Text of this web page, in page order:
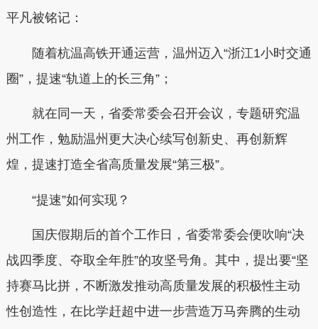
平凡被铭记：
随着杭温高铁开通运营，温州迈入“浙江1小时交通
圈”，提速“轨道上的长三角”；
就在同一天，省委常委会召开会议，专题研究温
州工作，勉励温州更大决心续写创新史、再创新辉
煌，提速打造全省高质量发展“第三极”。
“提速”如何实现？
国庆假期后的首个工作日，省委常委会便吹响“决
战四季度、夺取全年胜”的攻坚号角。其中，提出要“坚
持赛马比拼，不断激发推动高质量发展的积极性主动
性创造性，在比学赶超中进一步营造万马奔腾的生动